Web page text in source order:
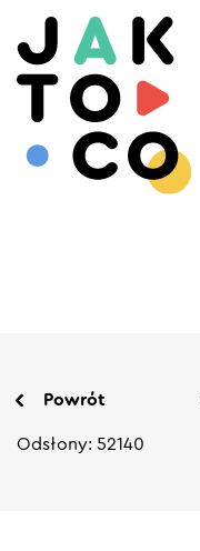
Powrót
Odsłony: 52140